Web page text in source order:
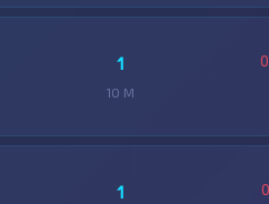
1
10 M
0
1 0